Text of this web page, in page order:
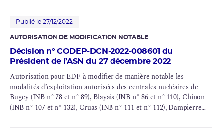
n° 88), Paluel (INB n° 103, n° 104, n° 114 et n° 115), Flamanville
(INB n° 108, n° 109 et n°167), Saint-Alban (INB n° 119 et n° 120),
Penly (INB n° 136 et n° 140), Golfech (INB n° 135 et n° 142),
Cattenom (INB n° 124, n° 125, n° 126 et n° 137), Chooz (INB n°
139 et n° 144) et Civaux (INB n° 158 et n° 159).
Publié le 27/12/2022
AUTORISATION DE MODIFICATION NOTABLE
Décision n° CODEP-DCN-2022-008601 du
Président de l’ASN du 27 décembre 2022
Autorisation pour EDF à modifier de manière notable les
modalités d’exploitation autorisées des centrales nucléaires de
Bugey (INB n° 78 et n° 89), Blayais (INB n° 86 et n° 110), Chinon
(INB n° 107 et n° 132), Cruas (INB n° 111 et n° 112), Dampierre